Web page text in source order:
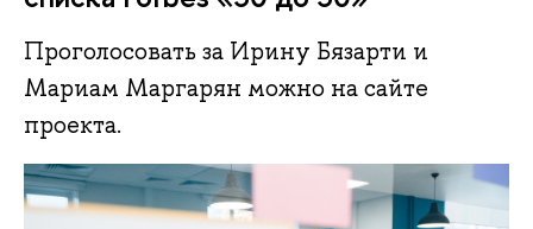
Проголосовать за Ирину Бязарти и
Мариам Маргарян можно на сайте
проекта.